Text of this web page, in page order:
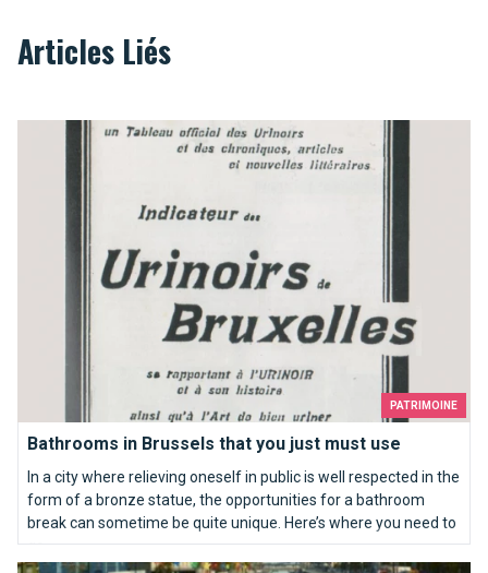
Articles Liés
PATRIMOINE
Bathrooms in Brussels that you just must use
In a city where relieving oneself in public is well respected in the
form of a bronze statue, the opportunities for a bathroom
break can sometime be quite unique. Here’s where you need to
go…
Bathrooms in Brussels that you just must use